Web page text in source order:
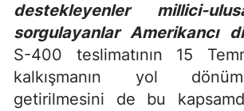
destekleyenler millici-
sorgulayanlar Amerikancı
S-400 teslimatının 15
kalkışmanın yol
getirilmesini de bu